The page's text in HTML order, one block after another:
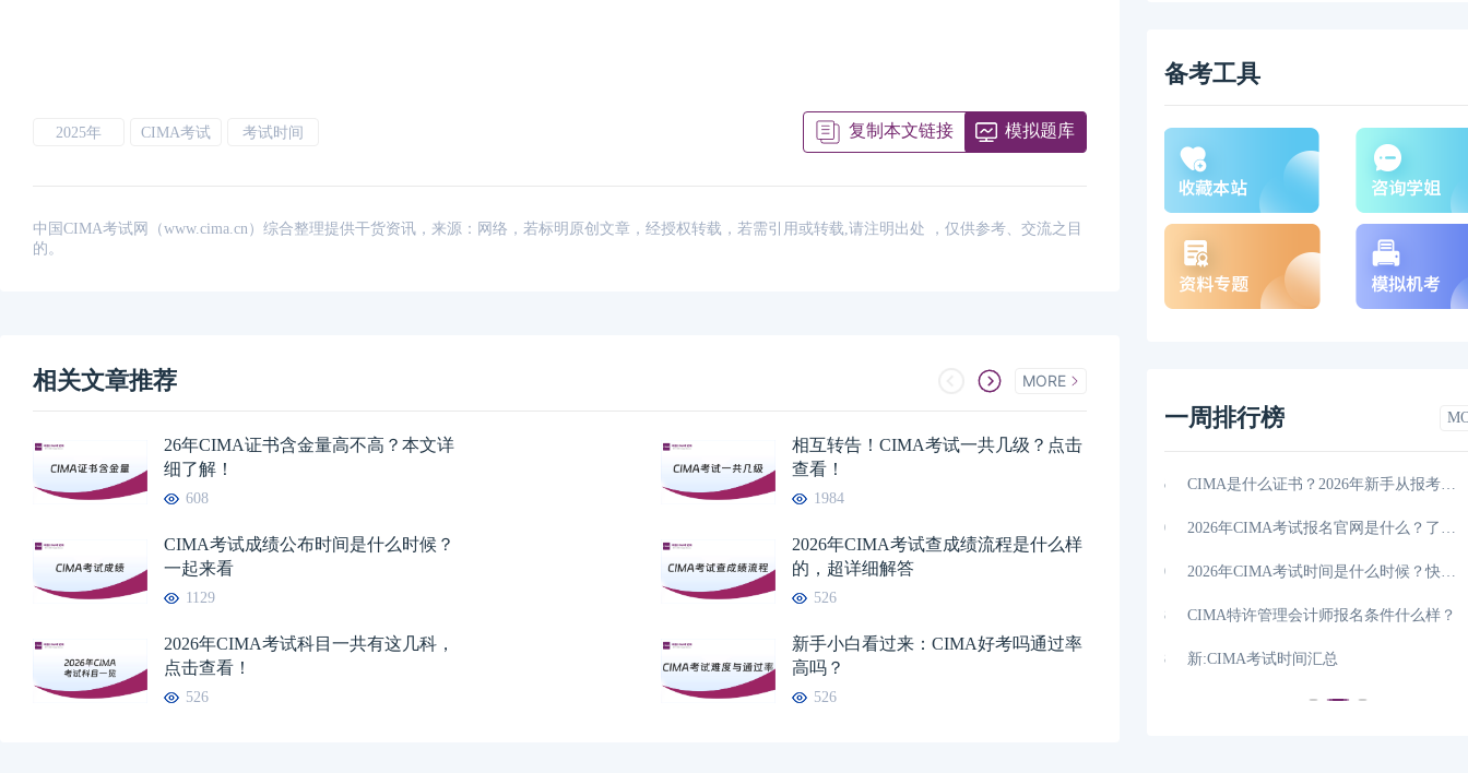
2025年 CIMA考试 考试时间 复制本文链接 模拟题库
中国CIMA考试网（www.cima.cn）综合整理提供干货资讯，来源：网络，若标明原创文章，经授权转载，若需引用或转载,请注明出处 ，仅供参考、交流之目
的。
相关文章推荐 MORE
26年CIMA证书含金量高不高？本文详
细了解！
608
相互转告！CIMA考试一共几级？点击
查看！
1984
CIMA考试成绩公布时间是什么时候？
一起来看
1129
2026年CIMA考试查成绩流程是什么样
的，超详细解答
526
2026年CIMA考试科目一共有这几科，
点击查看！
526
新手小白看过来：CIMA好考吗通过率
高吗？
526
备考工具
一周排行榜
2026年5月CIMA考试科目有哪些，学姐
CIMA是什么证书？2026年新手从报考到拿证一文讲清
2026年CIMA考试时间是什么时候？快来看看！
CIMA特许管理会计师报名条件什么样？
新:CIMA考试时间汇总